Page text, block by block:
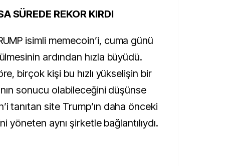
SÜREDE REKOR KIRDI
isimli memecoin’i, cuma günü
ardından hızla büyüdü.
birçok kişi bu hızlı yükselişin bir
sonucu olabileceğini düşünse
tanıtan site Trump’ın daha önceki
yöneten aynı şirketle bağlantılıydı.